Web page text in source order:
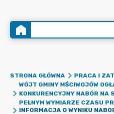
STRONA GŁÓWNA PRACA I
WÓJT GMINY MŚCIWOJÓW
KONKURENCYJNY NABÓR NA
PEŁNYM WYMIARZE CZASU